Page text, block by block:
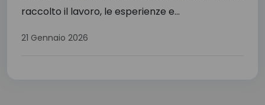
raccolto il lavoro, le esperienze e...
21 Gennaio 2026